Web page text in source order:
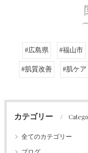
#広島県 #福山市
#肌質改善 #肌ケア
カテゴリー
全てのカテゴリー